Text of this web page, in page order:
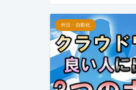
外注・自動化